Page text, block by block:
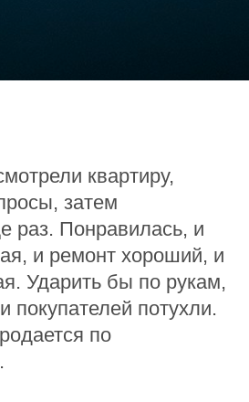
квартиру,
затем
раз. Понравилась, и
и ремонт хороший, и
Ударить бы по рукам,
покупателей потухли.
по